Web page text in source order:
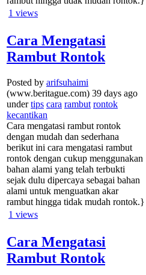
1 views
Cara Mengatasi
Rambut Rontok
Posted by arifsuhaimi
(www.beritague.com) 39 days ago
undertips cara rambut rontok
kecantikan
Cara mengatasi rambut rontok
dengan mudah dan sederhana
berikut ini cara mengatasi rambut
rontok dengan cukup menggunakan
bahan alami yang telah terbukti
sejak dulu dipercaya sebagai bahan
alami untuk menguatkan akar
rambut hingga tidak mudah rontok.}
1 views
Cara Mengatasi
Rambut Rontok